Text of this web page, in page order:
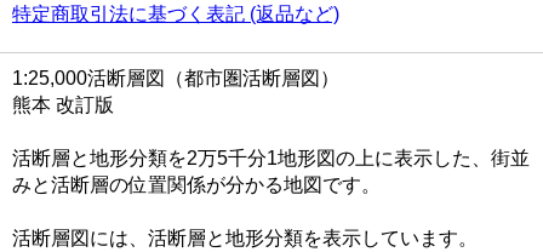
特定商取引法に基づく表記 (返品など)
1:25,000活断層図（都市圏活断層図）
熊本 改訂版
活断層と地形分類を2万5千分1地形図の上に表示した、街並
みと活断層の位置関係が分かる地図です。
活断層図には、活断層と地形分類を表示しています。